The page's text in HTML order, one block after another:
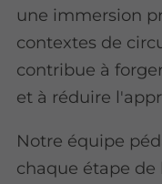
une immersion
contextes de
contribue à
et à réduire
Notre équipe
chaque étape